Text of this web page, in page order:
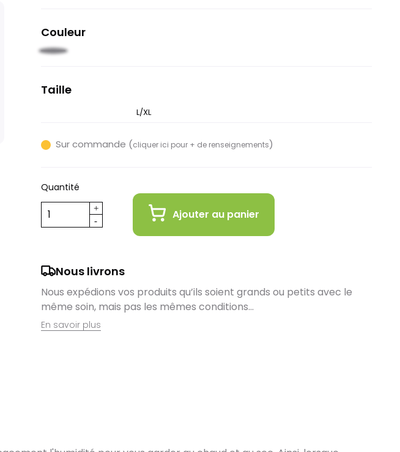
Couleur
Gris
Taille
L/XL
Sur commande (cliquer ici pour + de renseignements)
Quantité
Ajouter au panier
Nous livrons
Nous expédions vos produits qu’ils soient grands ou petits avec le
même soin, mais pas les mêmes conditions…
En savoir plus